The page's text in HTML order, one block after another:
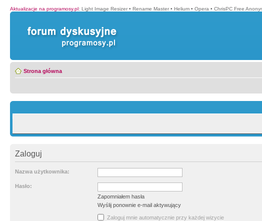
Aktualizacje na programosy.pl: Light Image Resizer • Rename Master • Helium • Opera • ChrisPC Free
Strona główna
Zaloguj
Nazwa użytkownika:
Hasło:
Zapomniałem hasła
Wyślij ponownie e-mail aktywujący
Zaloguj mnie automatycznie przy każdej wizycie